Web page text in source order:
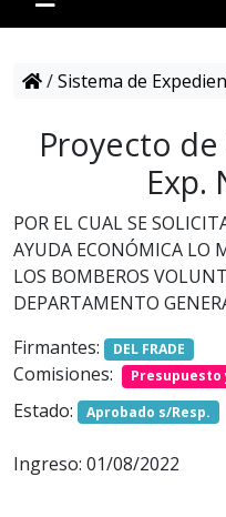
/Sistema de
Proyecto
Exp.
POR EL CUAL SE
AYUDA ECONÓMICA LO
LOS BOMBEROS
DEPARTAMENTO
Firmantes:
DEL FRADE
Comisiones: Presupuesto
Estado: Aprobado s/Resp.
Ingreso: 01/08/2022